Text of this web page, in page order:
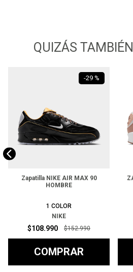
QUIZÁS
-29 %
Zapatilla NIKE AIR MAX 90
HOMBRE
1 COLOR
NIKE
$108.990 $152.990
COMPRAR